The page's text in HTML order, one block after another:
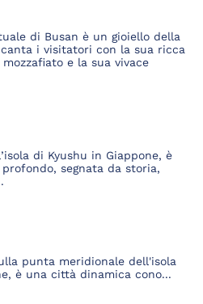
di Busan è un gioiello della
i visitatori con la sua ricca
e la sua vivace
di Kyushu in Giappone, è
segnata da storia,
punta meridionale dell'isola
è una città dinamica cono...